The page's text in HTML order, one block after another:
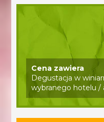
Cena zawiera
Degustacja w
wybranego hotelu /